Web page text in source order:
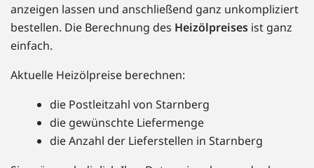
anzeigen lassen und anschließend ganz unkompliziert
bestellen. Die Berechnung des Heizölpreises ist ganz
einfach.
Aktuelle Heizölpreise berechnen:
die Postleitzahl von Starnberg
die gewünschte Liefermenge
die Anzahl der Lieferstellen in Starnberg